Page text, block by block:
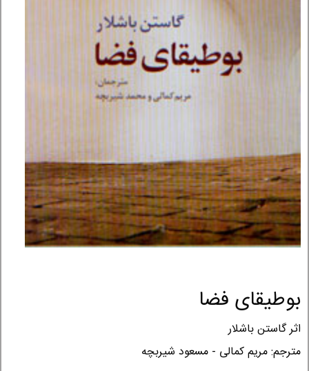
بوطیقای فضا
اثر گاستن باشلار
مترجم: مریم کمالی - مسعود شیربچه